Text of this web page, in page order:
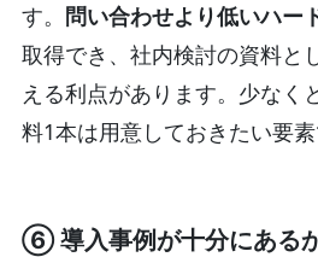
す。 問い合わせより低いハー
取得でき、社内検討の資料と
える利点があります。少なく
料1本は用意しておきたい要素
⑥ 導入事例が十分にある